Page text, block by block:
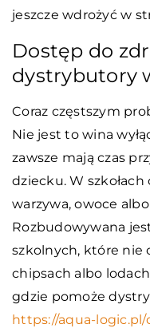
jeszcze wdrożyć w
Dostęp do
dystrybutory
Coraz częstszym
Nie jest to wina
zawsze mają czas
dziecku. W szkołach
warzywa, owoce
Rozbudowywana
szkolnych, które nie
chipsach albo
gdzie pomoże
https://aqua-